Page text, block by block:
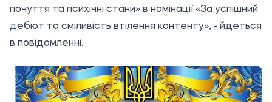
почуття та психічні стани» в номінації «За успішний
дебют та сміливість втілення контенту», - йдеться
в повідомленні.